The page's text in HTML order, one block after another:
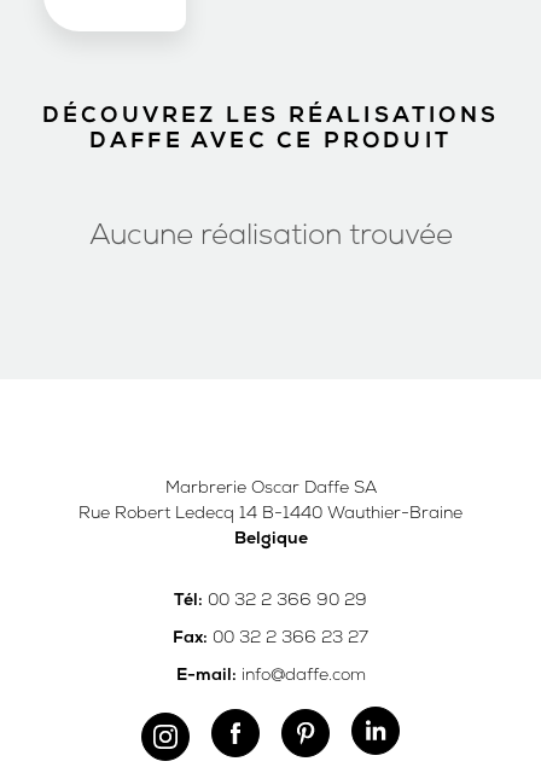
DÉCOUVREZ LES RÉALISATIONS
DAFFE AVEC CE PRODUIT
Aucune réalisation trouvée
Marbrerie Oscar Daffe SA
Rue Robert Ledecq 14 B-1440 Wauthier-Braine
Belgique
Tél: 00 32 2 366 90 29
Fax: 00 32 2 366 23 27
E-mail: info@daffe.com